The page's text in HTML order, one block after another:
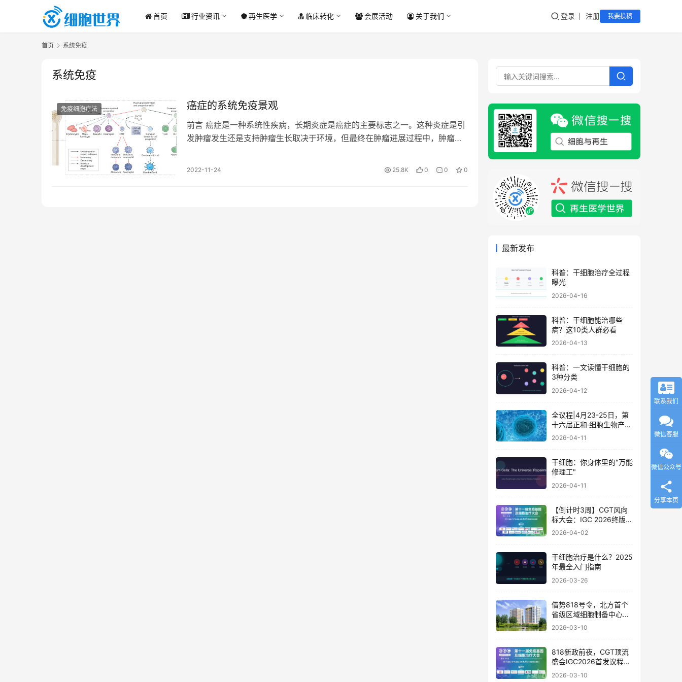
首页 行业资讯 再生医学 临床转化 会展活动 关于我们 登录 注册 我要投稿
首页 系统免疫
系统免疫
免疫细胞疗法 癌症的系统免疫景观
前言 癌症是一种系统性疾病，长期炎症是癌症的主要标志之一。这种炎症是引
发肿瘤发生还是支持肿瘤生长取决于环境，但最终在肿瘤进展过程中，肿瘤以
2022-11-24 25.8K 0 0 0
最新发布
科普：干细胞治疗全过程
曝光
2026-04-16
科普：干细胞能治哪些
病？这10类人群必看
2026-04-13
科普：一文读懂干细胞的
3种分类
2026-04-12
全议程|4月23-25日，第
十六届正和·细胞生物产业
大会暨细胞治疗与再生医
2026-04-11
干细胞：你身体里的"万能
修理工"
2026-04-11
【倒计时3周】CGT风向
标大会：IGC 2026终版议
程公布！合规与创新如何
2026-04-02
干细胞治疗是什么？2025
年最全入门指南
2026-03-26
借势818号令，北方首个
省级区域细胞制备中心落
地
2026-03-10
818新政前夜，CGT顶流
盛会IGC2026首发议程公
布！体内细胞/基因治疗/
2026-03-10
联系我们
微信客服
微信公众号
分享本页